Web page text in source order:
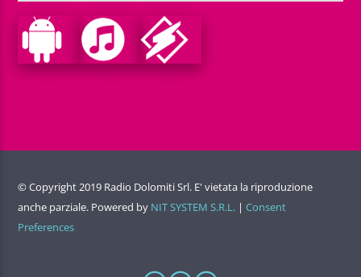
© Copyright 2019 Radio Dolomiti Srl. E' vietata la riproduzione
anche parziale. Powered by NIT SYSTEM S.R.L. | Consent
Preferences